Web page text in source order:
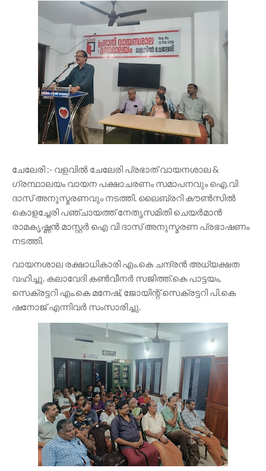
ചേലേരി :- വളവിൽ ചേലേരി പ്രഭാത് വായനശാല &
ഗ്രന്ഥാലയം വായന പക്ഷാചരണം സമാപനവും ഐ.വി
ദാസ് അനുസ്മരണവും നടത്തി. ലൈബ്രറി കൗൺസിൽ
കൊളച്ചേരി പഞ്ചായത്ത് നേതൃസമിതി ചെയർമാൻ
രാമകൃഷ്ണൻ മാസ്റ്റർ ഐ വി ദാസ് അനുസ്മരണ പ്രഭാഷണം
നടത്തി.
വായനശാല രക്ഷാധികാരി എം.കെ ചന്ദ്രൻ അധ്യക്ഷത
വഹിച്ചു. കലാവേദി കൺവീനർ സജിത്ത്.കെ പാട്ടയം,
സെക്രട്ടറി എം.കെ മനേഷ്, ജോയിന്റ് സെക്രട്ടറി പി.കെ
ഷനോജ് എന്നിവർ സംസാരിച്ചു.